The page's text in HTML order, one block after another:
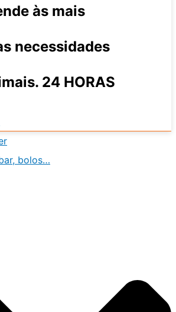
às mais
necessidades
24 HORAS
bolos…